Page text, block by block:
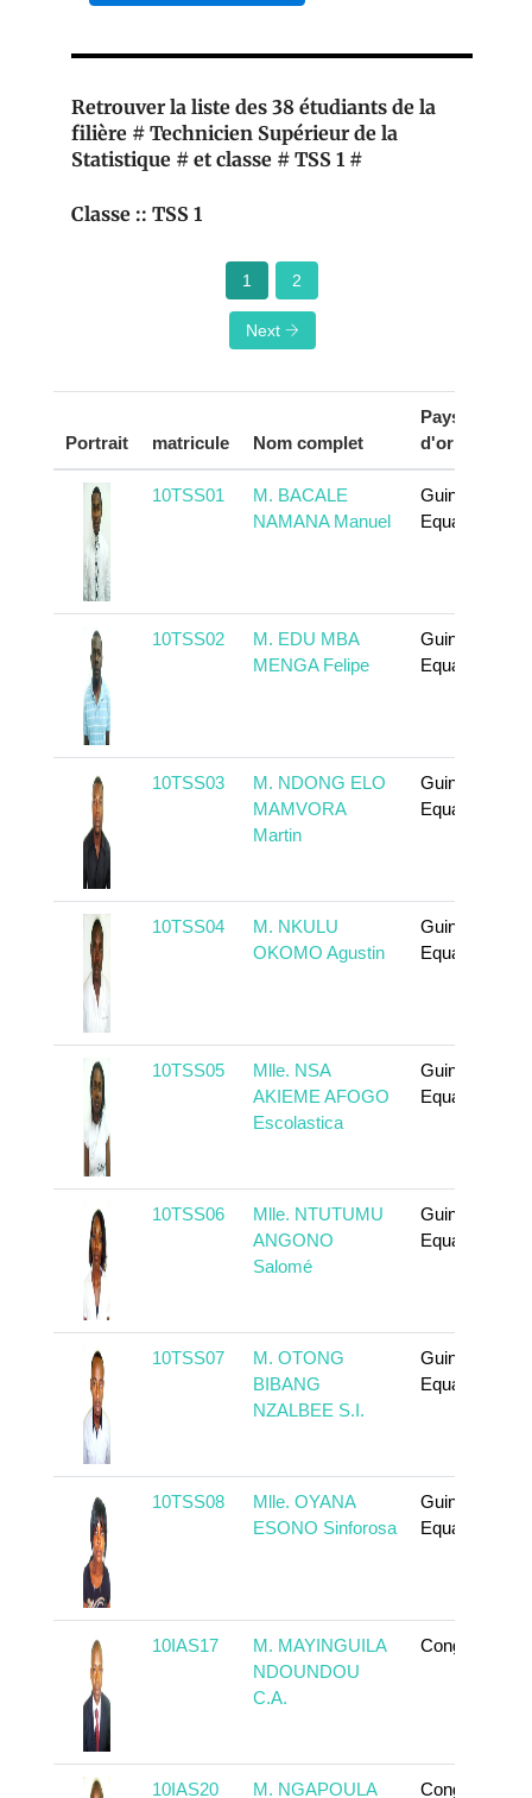
Retrouver la liste des 38 étudiants de la
filière # Technicien Supérieur de la
Statistique # et classe # TSS 1 #
Classe :: TSS 1
1 2
Next
Portrait matricule Nom complet
Pays
d'origine
10TSS01
M. BACALE
NAMANA Manuel
Guinée
Equatoriale
10TSS02
M. EDU MBA
MENGA Felipe
Guinée
Equatoriale
10TSS03
M. NDONG ELO
MAMVORA
Martin
Guinée
Equatoriale
10TSS04
M. NKULU
OKOMO Agustin
Guinée
Equatoriale
10TSS05
Mlle. NSA
AKIEME AFOGO
Escolastica
Guinée
Equatoriale
10TSS06
Mlle. NTUTUMU
ANGONO
Salomé
Guinée
Equatoriale
10TSS07
M. OTONG
BIBANG
NZALBEE S.I.
Guinée
Equatoriale
10TSS08
Mlle. OYANA
ESONO Sinforosa
Guinée
Equatoriale
10IAS17
M. MAYINGUILA
NDOUNDOU
C.A.
Congo
10IAS20 M. NGAPOULA Congo